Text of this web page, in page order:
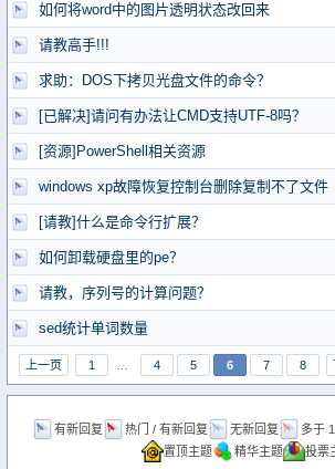
如何将word中的图片透明状态改回来
请教高手!!!
求助：DOS下拷贝光盘文件的命令？
[已解决]请问有办法让CMD支持UTF-8吗？
[资源]PowerShell相关资源
windows xp故障恢复控制台删除复制不了文件
[请教]什么是命令行扩展？
如何卸载硬盘里的pe？
请教，序列号的计算问题？
sed统计单词数量
上一页 1 4 5 6 7 8
有新回复 热门 / 有新回复 无新回复 多于
置顶主题
精华主题 投票